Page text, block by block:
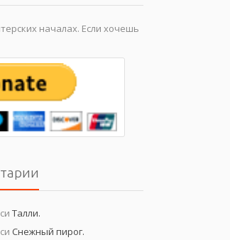
началах. Если хочешь
Талли.
Снежный пирог.